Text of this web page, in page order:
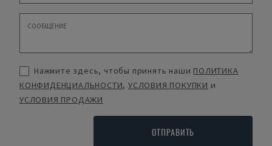
Нажмите здесь, чтобы принять наши ПОЛИТИКА
КОНФИДЕНЦИАЛЬНОСТИ,УСЛОВИЯ ПОКУПКИ и
УСЛОВИЯ ПРОДАЖИ
ОТПРАВИТЬ